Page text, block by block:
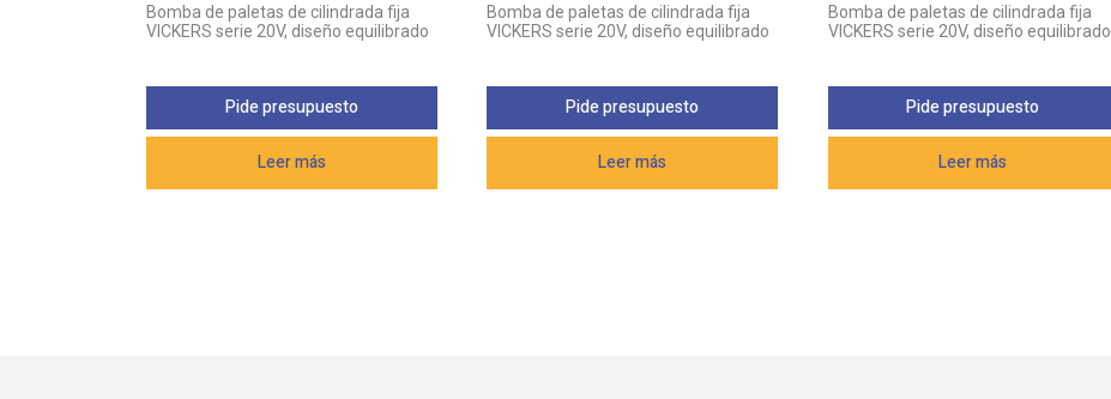
Bomba de paletas de cilindrada fija
VICKERS serie 20V, diseño equilibrado
Leer más
Pide presupuesto
Bomba de paletas de cilindrada fija
VICKERS serie 20V, diseño equilibrado
Leer más
Pide presupuesto
Bomba de paletas de cilindrada fija
VICKERS serie 20V, diseño equilibrado
Leer más
Pide presupuesto